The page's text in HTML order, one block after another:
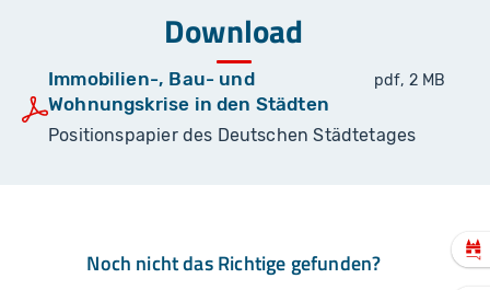
Download
Immobilien-, Bau- und
Wohnungskrise in den Städten
pdf, 2 MB
Positionspapier des Deutschen Städtetages
Noch nicht das Richtige gefunden?